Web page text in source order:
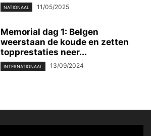
NATIONAAL 11/05/2025
Memorial dag 1: Belgen
weerstaan de koude en zetten
topprestaties neer...
INTERNATIONAAL 13/09/2024